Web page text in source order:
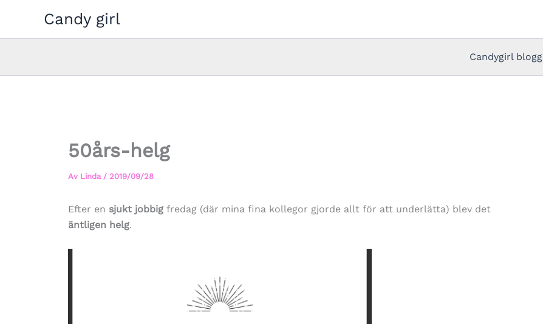
innehåll
Candy girl
Candygirl blogg
50års-helg
Av Linda / 2019/09/28
Efter en sjukt jobbig fredag (där mina fina kollegor gjorde allt för att underlätta) blev det
äntligen helg.